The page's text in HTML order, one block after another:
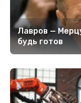
Лавров —
будь готов